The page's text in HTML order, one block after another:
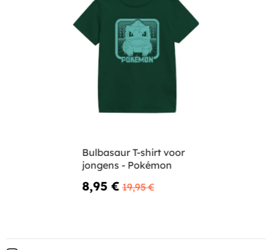
Bulbasaur T-shirt voor
jongens - Pokémon
8,95 € 19,95 €